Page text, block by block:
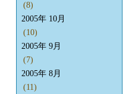
(8)
2005年 10月
(10)
2005年 9月
(7)
2005年 8月
(11)